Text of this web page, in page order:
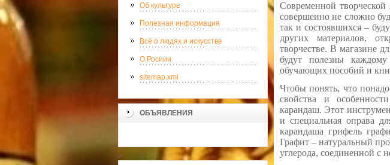
Об культуре
Полезная информация
Всё о людях и искусстве
О Росиии
sitemap.xml
ОБЪЯВЛЕНИЯ
>
Современной
совершенно не сложно
так и состоявшихся –
других материалов,
творчестве. В магазине
будут полезны
обучающих пособий и
Чтобы понять, что
свойства и
карандаш. Этот
и специальная оправа
карандаша грифель
Графит – натуральный
углерода, соединенной с